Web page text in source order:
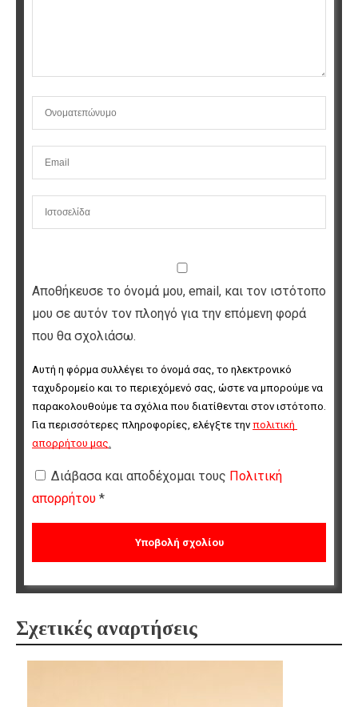
Αποθήκευσε το όνομά μου, email, και τον ιστότοπο
μου σε αυτόν τον πλοηγό για την επόμενη φορά
που θα σχολιάσω.
Αυτή η φόρμα συλλέγει το όνομά σας, το ηλεκτρονικό
ταχυδρομείο και το περιεχόμενό σας, ώστε να μπορούμε να
παρακολουθούμε τα σχόλια που διατίθενται στον ιστότοπο.
Για περισσότερες πληροφορίες, ελέγξτε την πολιτική
απορρήτου μας
Διάβασα και αποδέχομαι τους Πολιτική
απορρήτου *
Σχετικές αναρτήσεις